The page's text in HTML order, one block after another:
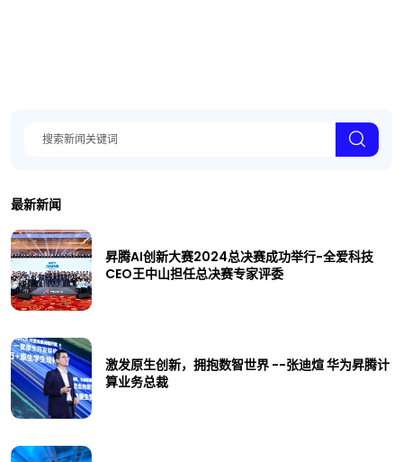
最新新闻
昇腾AI创新大赛2024总决赛成功举行-全爱科技
CEO王中山担任总决赛专家评委
激发原生创新，拥抱数智世界 --张迪煊 华为昇腾计
算业务总裁